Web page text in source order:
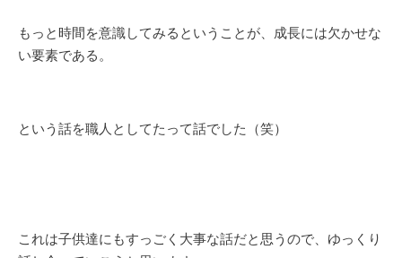
もっと時間を意識してみるということが、成長には欠かせな
い要素である。
という話を職人としてたって話でした（笑）
これは子供達にもすっごく大事な話だと思うので、ゆっくり